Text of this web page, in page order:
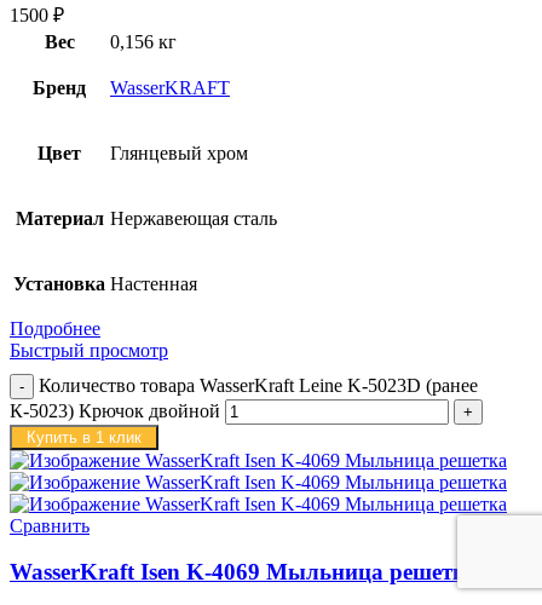
1500 ₽
Вес
0,156 кг
Бренд WasserKRAFT
Цвет Глянцевый хром
Материал Нержавеющая сталь
Установка Настенная
Подробнее
Быстрый просмотр
Количество товара WasserKraft Leine K-5023D (ранее
К-5023) Крючок двойной
Купить в 1 клик
Сравнить
WasserKraft Isen K-4069 Мыльница решетка